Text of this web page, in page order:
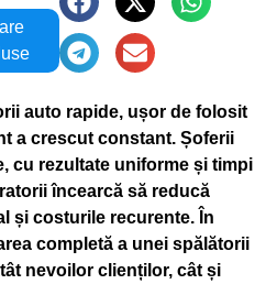
auto rapide, ușor de folosit
a crescut constant. Șoferii
cu rezultate uniforme și timpi
încearcă să reducă
și costurile recurente. În
completă a unei spălătorii
nevoilor clienților, cât și